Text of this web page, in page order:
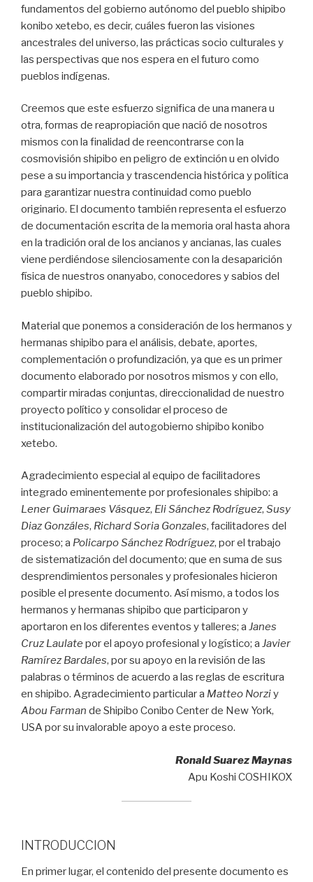
fundamentos del gobierno autónomo del pueblo shipibo
konibo xetebo, es decir, cuáles fueron las visiones
ancestrales del universo, las prácticas socio culturales y
las perspectivas que nos espera en el futuro como
pueblos indígenas.
Creemos que este esfuerzo significa de una manera u
otra, formas de reapropiación que nació de nosotros
mismos con la finalidad de reencontrarse con la
cosmovisión shipibo en peligro de extinción u en olvido
pese a su importancia y trascendencia histórica y política
para garantizar nuestra continuidad como pueblo
originario. El documento también representa el esfuerzo
de documentación escrita de la memoria oral hasta ahora
en la tradición oral de los ancianos y ancianas, las cuales
viene perdiéndose silenciosamente con la desaparición
física de nuestros onanyabo, conocedores y sabios del
pueblo shipibo.
Material que ponemos a consideración de los hermanos y
hermanas shipibo para el análisis, debate, aportes,
complementación o profundización, ya que es un primer
documento elaborado por nosotros mismos y con ello,
compartir miradas conjuntas, direccionalidad de nuestro
proyecto político y consolidar el proceso de
institucionalización del autogobierno shipibo konibo
xetebo.
Agradecimiento especial al equipo de facilitadores
integrado eminentemente por profesionales shipibo: a
Lener Guimaraes Vásquez, Eli Sánchez Rodríguez, Susy
Diaz Gonzáles, Richard Soria Gonzales, facilitadores del
proceso; a Policarpo Sánchez Rodríguez, por el trabajo
de sistematización del documento; que en suma de sus
desprendimientos personales y profesionales hicieron
posible el presente documento. Así mismo, a todos los
hermanos y hermanas shipibo que participaron y
aportaron en los diferentes eventos y talleres; a Janes
Cruz Laulate por el apoyo profesional y logístico; a Javier
Ramírez Bardales, por su apoyo en la revisión de las
palabras o términos de acuerdo a las reglas de escritura
en shipibo. Agradecimiento particular a Matteo Norziy
Abou Farman de Shipibo Conibo Center de New York,
USA por su invalorable apoyo a este proceso.
Ronald Suarez Maynas
Apu Koshi COSHIKOX
INTRODUCCION
En primer lugar, el contenido del presente documento es